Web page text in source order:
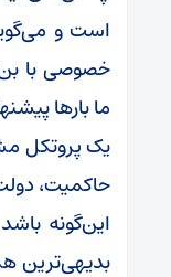
است و
خصوصی با
ما بارها
یک پروتکل
حاکمیت،
این‌گونه
بدیهی‌ترین